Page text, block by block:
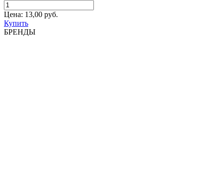
Цена: 13,00 руб.
Купить
БРЕНДЫ